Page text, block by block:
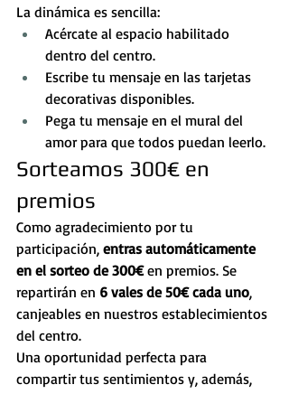
La dinámica es sencilla:
Acércate al espacio habilitado
dentro del centro.
Escribe tu mensaje en las tarjetas
decorativas disponibles.
Pega tu mensaje en el mural del
amor para que todos puedan leerlo.
Sorteamos 300€ en
premios
Como agradecimiento por tu
participación, entras automáticamente
en el sorteo de 300€ en premios. Se
repartirán en 6 vales de 50€ cada uno,
canjeables en nuestros establecimientos
del centro.
Una oportunidad perfecta para
compartir tus sentimientos y, además,